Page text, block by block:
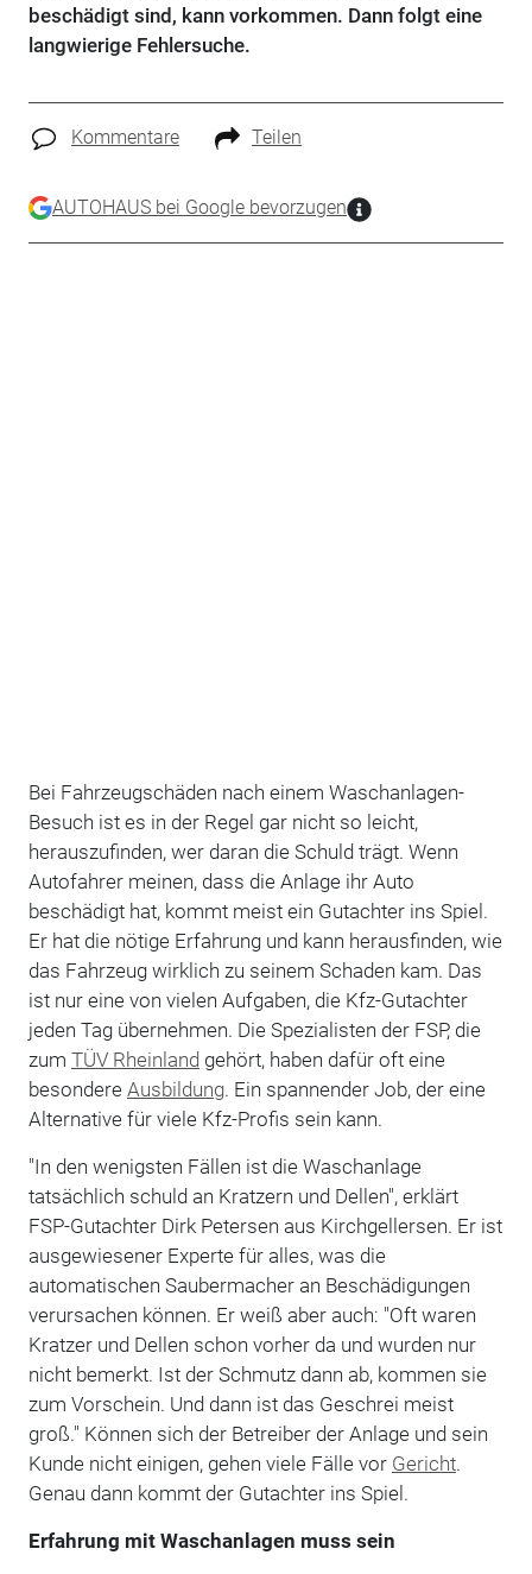
beschädigt sind, kann vorkommen. Dann folgt eine
langwierige Fehlersuche.
Kommentare Teilen
AUTOHAUS bei Google bevorzugen
Bei Fahrzeugschäden nach einem Waschanlagen-
Besuch ist es in der Regel gar nicht so leicht,
herauszufinden, wer daran die Schuld trägt. Wenn
Autofahrer meinen, dass die Anlage ihr Auto
beschädigt hat, kommt meist ein Gutachter ins Spiel.
Er hat die nötige Erfahrung und kann herausfinden, wie
das Fahrzeug wirklich zu seinem Schaden kam. Das
ist nur eine von vielen Aufgaben, die Kfz-Gutachter
jeden Tag übernehmen. Die Spezialisten der FSP, die
zum TÜV Rheinland gehört, haben dafür oft eine
besondere Ausbildung. Ein spannender Job, der eine
Alternative für viele Kfz-Profis sein kann.
"In den wenigsten Fällen ist die Waschanlage
tatsächlich schuld an Kratzern und Dellen", erklärt
FSP-Gutachter Dirk Petersen aus Kirchgellersen. Er ist
ausgewiesener Experte für alles, was die
automatischen Saubermacher an Beschädigungen
verursachen können. Er weiß aber auch: "Oft waren
Kratzer und Dellen schon vorher da und wurden nur
nicht bemerkt. Ist der Schmutz dann ab, kommen sie
zum Vorschein. Und dann ist das Geschrei meist
groß." Können sich der Betreiber der Anlage und sein
Kunde nicht einigen, gehen viele Fälle vor Gericht.
Genau dann kommt der Gutachter ins Spiel.
Erfahrung mit Waschanlagen muss sein